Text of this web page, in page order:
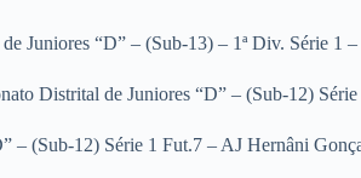
Juniores “D” – (Sub-13) – 1ª Div. Série 1
Distrital de Juniores “D” – (Sub-12)
– (Sub-12) Série 1 Fut.7 – AJ Hernâni